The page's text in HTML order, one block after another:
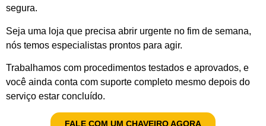
segura.
Seja uma loja que precisa abrir urgente no fim de semana,
nós temos especialistas prontos para agir.
Trabalhamos com procedimentos testados e aprovados, e
você ainda conta com suporte completo mesmo depois do
serviço estar concluído.
FALE COM UM CHAVEIRO AGORA